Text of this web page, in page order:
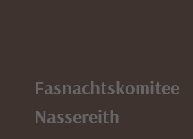
Fasnachtskomitee
Nassereith